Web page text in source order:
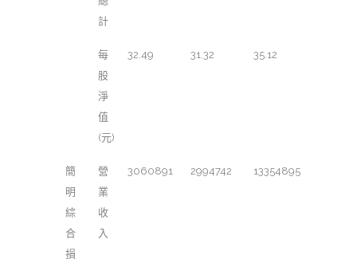
計
每
股
淨
值
(元)
32.49 31.32 35.12
簡
明
綜
合
損
營
業
收
入
3060891 2994742 13354895